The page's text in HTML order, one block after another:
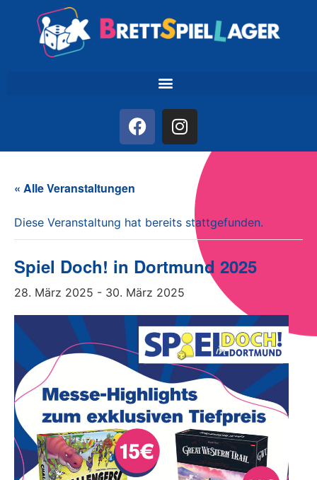
« Alle Veranstaltungen
Diese Veranstaltung hat bereits stattgefunden.
Spiel Doch! in Dortmund 2025
28. März 2025 - 30. März 2025